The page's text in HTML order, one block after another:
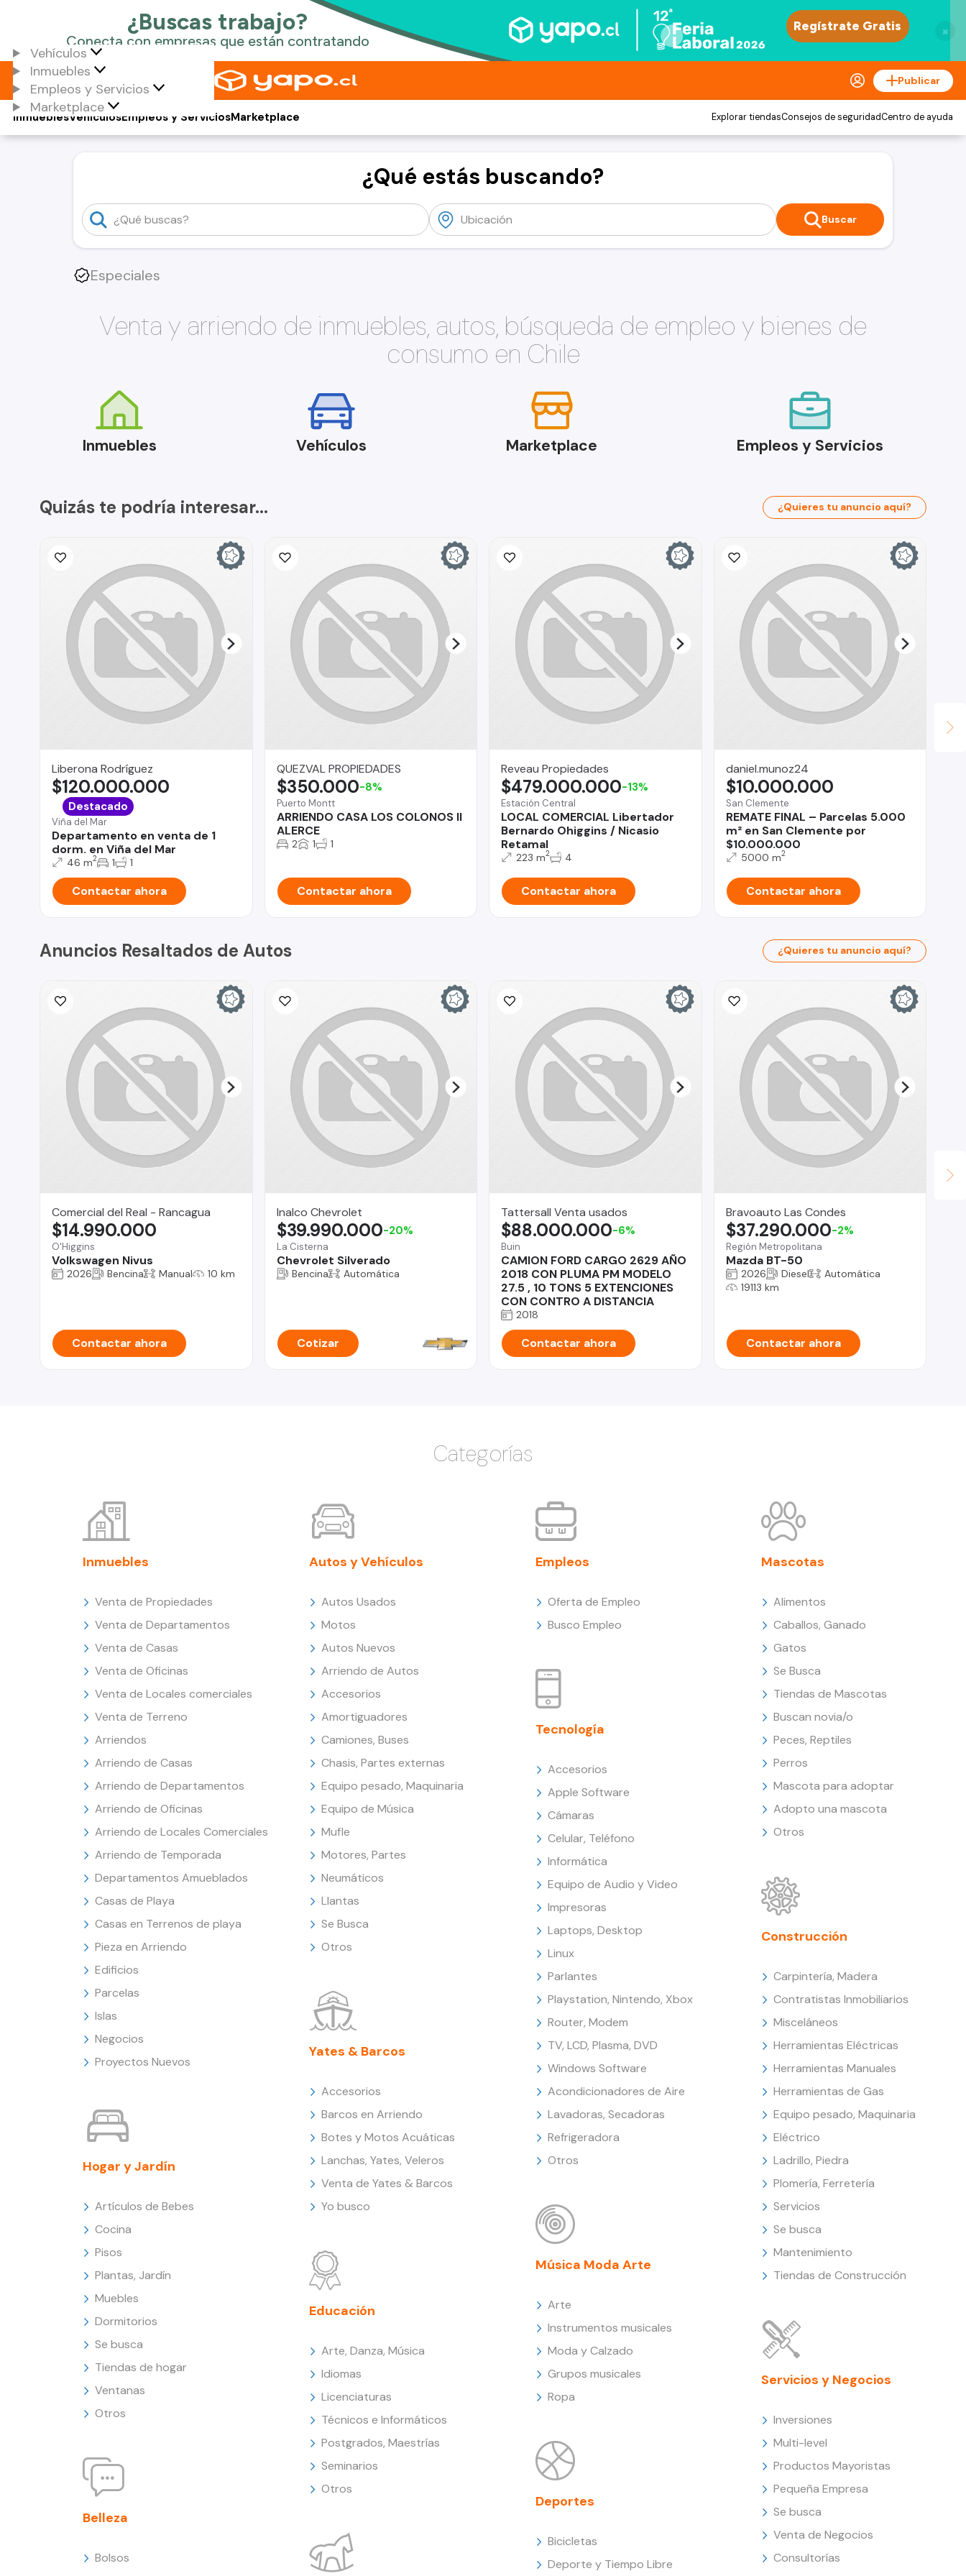
×
Vehículos
Inmuebles
Empleos y Servicios
Marketplace
Publicar
Vehículos
Inmuebles Empleos y ServiciosMarketplace Explorar tiendasConsejos de seguridadCentro de ayuda
¿Qué estás buscando?
Buscar
Especiales
Venta y arriendo de inmuebles, autos, búsqueda de empleo y bienes de
consumo en Chile
Inmuebles Vehículos Marketplace Empleos y Servicios
Quizás te podría interesar... ¿Quieres tu anuncio aquí?
Liberona Rodríguez
Viña del Mar
Departamento en venta de 1
dorm. en Viña del Mar
$120.000.000
Destacado
46 m2 1 1
Contactar ahora
QUEZVAL PROPIEDADES
Puerto Montt
ARRIENDO CASA LOS COLONOS II
ALERCE
$350.000-8%
2 1 1
Contactar ahora
Reveau Propiedades
Estación Central
LOCAL COMERCIAL Libertador
Bernardo Ohiggins / Nicasio
Retamal
$479.000.000-13%
223 m2 4
Contactar ahora
daniel.munoz24
San Clemente
REMATE FINAL – Parcelas 5.000
m² en San Clemente por
$10.000.000
$10.000.000
5000 m2
Contactar ahora
Anuncios Resaltados de Autos ¿Quieres tu anuncio aquí?
Comercial del Real - Rancagua
O'Higgins
Volkswagen Nivus
$14.990.000
2026 Bencina Manual 10 km
Contactar ahora
Inalco Chevrolet
La Cisterna
Chevrolet Silverado
$39.990.000-20%
Bencina Automática
Cotizar
Tattersall Venta usados
Buin
CAMION FORD CARGO 2629 AÑO
2018 CON PLUMA PM MODELO
27.5 , 10 TONS 5 EXTENCIONES
CON CONTRO A DISTANCIA
$88.000.000-6%
2018
Contactar ahora
Bravoauto Las Condes
Región Metropolitana
Mazda BT-50
$37.290.000-2%
2026 Diesel
Automática
19113 km
Contactar ahora
Categorías
Inmuebles
Venta de Propiedades
Venta de Departamentos
Venta de Casas
Venta de Oficinas
Venta de Locales comerciales
Venta de Terreno
Arriendos
Arriendo de Casas
Arriendo de Departamentos
Arriendo de Oficinas
Arriendo de Locales Comerciales
Arriendo de Temporada
Departamentos Amueblados
Casas de Playa
Casas en Terrenos de playa
Pieza en Arriendo
Edificios
Parcelas
Islas
Negocios
Proyectos Nuevos
Hogar y Jardín
Artículos de Bebes
Cocina
Pisos
Plantas, Jardín
Muebles
Dormitorios
Se busca
Tiendas de hogar
Ventanas
Otros
Belleza
Bolsos
Autos y Vehículos
Autos Usados
Motos
Autos Nuevos
Arriendo de Autos
Accesorios
Amortiguadores
Camiones, Buses
Chasis, Partes externas
Equipo pesado, Maquinaria
Equipo de Música
Mufle
Motores, Partes
Neumáticos
Llantas
Se Busca
Otros
Yates & Barcos
Accesorios
Barcos en Arriendo
Botes y Motos Acuáticas
Lanchas, Yates, Veleros
Venta de Yates & Barcos
Yo busco
Educación
Arte, Danza, Música
Idiomas
Licenciaturas
Técnicos e Informáticos
Postgrados, Maestrías
Seminarios
Otros
Empleos
Oferta de Empleo
Busco Empleo
Tecnología
Accesorios
Apple Software
Cámaras
Celular, Teléfono
Informática
Equipo de Audio y Video
Impresoras
Laptops, Desktop
Linux
Parlantes
Playstation, Nintendo, Xbox
Router, Modem
TV, LCD, Plasma, DVD
Windows Software
Acondicionadores de Aire
Lavadoras, Secadoras
Refrigeradora
Otros
Música Moda Arte
Arte
Instrumentos musicales
Moda y Calzado
Grupos musicales
Ropa
Deportes
Bicicletas
Deporte y Tiempo Libre
Mascotas
Alimentos
Caballos, Ganado
Gatos
Se Busca
Tiendas de Mascotas
Buscan novia/o
Peces, Reptiles
Perros
Mascota para adoptar
Adopto una mascota
Otros
Construcción
Carpintería, Madera
Contratistas Inmobiliarios
Misceláneos
Herramientas Eléctricas
Herramientas Manuales
Herramientas de Gas
Equipo pesado, Maquinaria
Eléctrico
Ladrillo, Piedra
Plomería, Ferretería
Servicios
Se busca
Mantenimiento
Tiendas de Construcción
Servicios y Negocios
Inversiones
Multi-level
Productos Mayoristas
Pequeña Empresa
Se busca
Venta de Negocios
Consultorías